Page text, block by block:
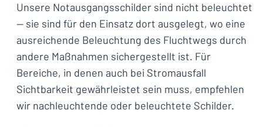
Unsere Notausgangsschilder sind nicht beleuchtet
— sie sind für den Einsatz dort ausgelegt, wo eine
ausreichende Beleuchtung des Fluchtwegs durch
andere Maßnahmen sichergestellt ist. Für
Bereiche, in denen auch bei Stromausfall
Sichtbarkeit gewährleistet sein muss, empfehlen
wir nachleuchtende oder beleuchtete Schilder.